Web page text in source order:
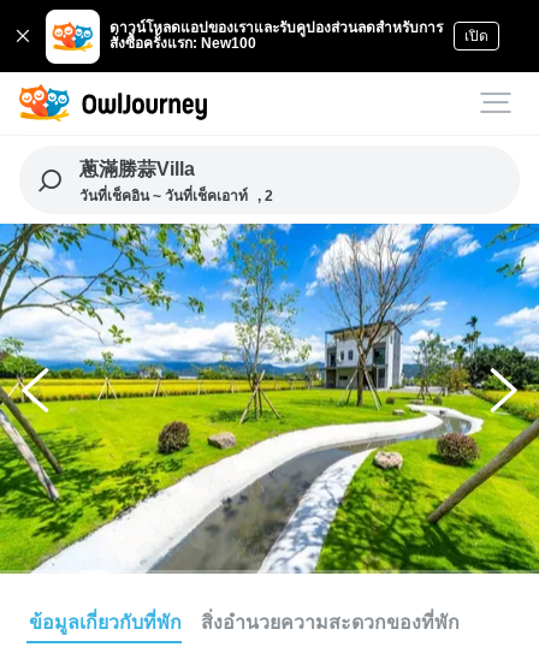
ดาวน์โหลดแอปของเราและรับคูปองส่วนลดสำหรับการ
สั่งซื้อครั้งแรก: New100
เปิด
蔥滿勝蒜Villa
วันที่เช็คอิน ~ วันที่เช็คเอาท์ , 2
ข้อมูลเกี่ยวกับที่พัก สิ่งอำนวยความสะดวกของที่พัก